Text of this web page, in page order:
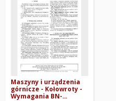
Maszyny i urządzenia
górnicze - Kołowroty -
Wymagania BN-